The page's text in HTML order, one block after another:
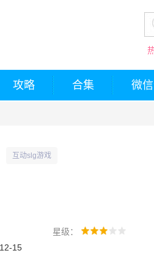
攻略 合集 微
互动slg游戏
星级：
15